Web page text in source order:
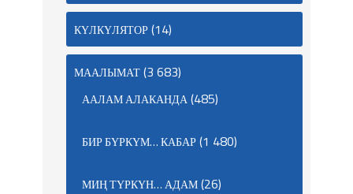
КҮЛКҮЛЯТОР(14)
МААЛЫМАТ(3 683)
ААЛАМ АЛАКАНДА(485)
БИР БҮРКҮМ… КАБАР(1 480)
МИҢ ТҮРКҮН… АДАМ(26)